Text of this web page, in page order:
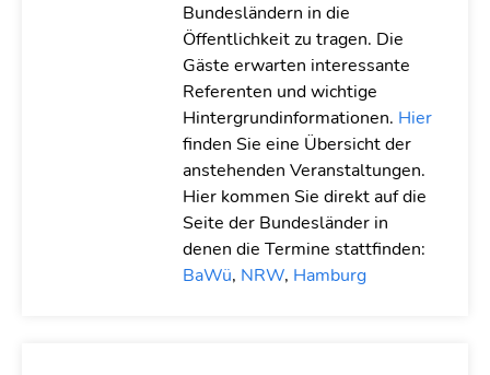
Bundesländern in die
Öffentlichkeit zu tragen. Die
Gäste erwarten interessante
Referenten und wichtige
Hintergrundinformationen. Hier
finden Sie eine Übersicht der
anstehenden Veranstaltungen.
Hier kommen Sie direkt auf die
Seite der Bundesländer in
denen die Termine stattfinden:
BaWü, NRW, Hamburg